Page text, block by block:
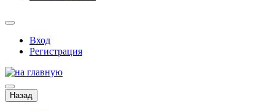
Вход
Регистрация
Назад